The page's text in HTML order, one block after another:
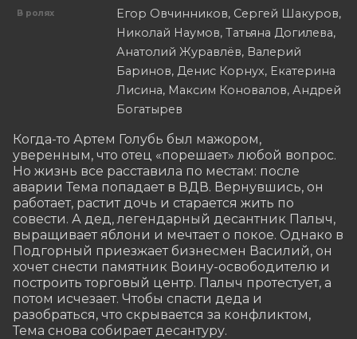
В ролях
Егор Овчинников, Сергей Шакуров,
Николай Наумов, Татьяна Догилева,
Анатолий Журавлёв, Валерий
Баринов, Денис Корнух, Екатерина
Лисина, Максим Коновалов, Андрей
Богатырев
Когда-то Артем Голубь был мажором,
уверенным, что отец «порешает» любой вопрос.
Но жизнь все расставила по местам: после
аварии Тема попадает в ВДВ. Вернувшись, он
работает, растит дочь и старается жить по
совести. А дед, легендарный десантник Палыч,
выращивает яблони и мечтает о покое. Однако в
Подгорный приезжает бизнесмен Василий, он
хочет снести памятник Воину-освободителю и
построить торговый центр. Палыч протестует, а
потом исчезает. Чтобы спасти деда и
разобраться, что скрывается за конфликтом,
Тема снова собирает десантуру.